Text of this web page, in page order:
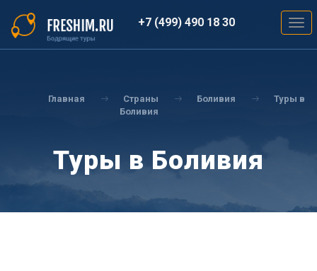
основному
содержанию
+7 (499) 490 18 30
Главная Страны Боливия
Туры в
Боливия
Туры в Боливия